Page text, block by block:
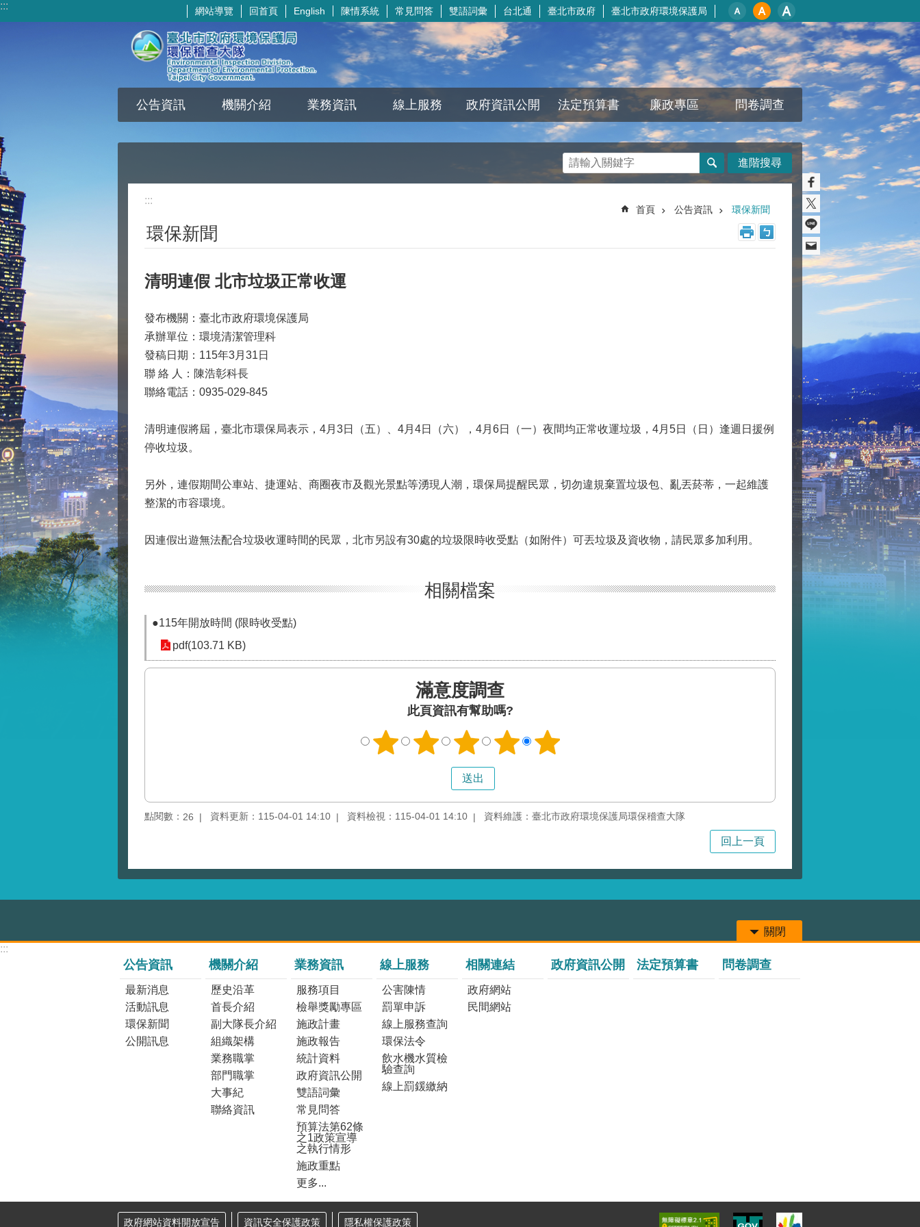
跳到主要內容區塊
::: 網站導覽 回首頁 English 陳情系統 常見問答 雙語詞彙 台北通 臺北市政府 臺北市政府環境保護局
公告資訊 機關介紹 業務資訊 線上服務 政府資訊公開 法定預算書 廉政專區 問卷調查
進階搜尋
:::
首頁 公告資訊 環保新聞
環保新聞
清明連假 北市垃圾正常收運
發布機關：臺北市政府環境保護局
承辦單位：環境清潔管理科
發稿日期：115年3月31日
聯 絡 人：陳浩彰科長
聯絡電話：0935-029-845
清明連假將屆，臺北市環保局表示，4月3日（五）、4月4日（六），4月6日（一）夜間均正常收運垃圾，4月5日（日）逢週日援例
停收垃圾。
另外，連假期間公車站、捷運站、商圈夜市及觀光景點等湧現人潮，環保局提醒民眾，切勿違規棄置垃圾包、亂丟菸蒂，一起維護
整潔的市容環境。
因連假出遊無法配合垃圾收運時間的民眾，北市另設有30處的垃圾限時收受點（如附件）可丟垃圾及資收物，請民眾多加利用。
相關檔案
●115年開放時間 (限時收受點)
pdf(103.71 KB)
滿意度調查
此頁資訊有幫助嗎?
點閱數： 26 資料更新：115-04-01 14:10 資料檢視：115-04-01 14:10 資料維護：臺北市政府環境保護局環保稽查大隊
回上一頁
關閉
:::
公告資訊
最新消息
活動訊息
環保新聞
公開訊息
機關介紹
歷史沿革
首長介紹
副大隊長介紹
組織架構
業務職掌
部門職掌
大事紀
聯絡資訊
業務資訊
服務項目
檢舉獎勵專區
施政計畫
施政報告
統計資料
政府資訊公開
雙語詞彙
常見問答
預算法第62條
之1政策宣導
之執行情形
施政重點
更多...
線上服務
公害陳情
罰單申訴
線上服務查詢
環保法令
飲水機水質檢
驗查詢
線上罰鍰繳納
相關連結
政府網站
民間網站
政府資訊公開 法定預算書 問卷調查
政府網站資料開放宣告 資訊安全保護政策 隱私權保護政策